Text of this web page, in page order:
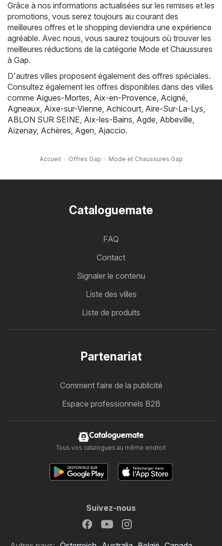
Grâce à nos informations actualisées sur les remises et les
promotions, vous serez toujours au courant des
meilleures offres et le shopping deviendra une expérience
agréable. Avec nous, vous saurez toujours où trouver les
meilleures réductions de la catégorie Mode et Chaussures
à Gap.
D'autres villes proposent également des offres spéciales.
Consultez également les offres disponibles dans des villes
comme Aigues-Mortes, Aix-en-Provence, Acigné,
Agneaux, Aixe-sur-Vienne, Achicourt, Aire-Sur-La-Lys,
ABLON SUR SEINE, Aix-les-Bains, Agde, Abbeville,
Aizenay, Achères, Agen, Ajaccio.
Accueil Offres Gap Mode et Chaussures Gap
Cataloguemate
FAQ
Contact
Signaler le contenu
Liste des villes
Liste de produits
Partenariat
Comment faire de la publicité
Espace professionnels B2B
Cataloguemate
Tous vos catalogues au même endroit
Suivez-nous